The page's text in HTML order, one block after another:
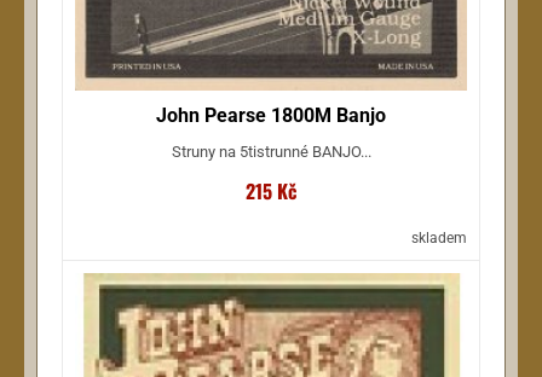
John Pearse 1800M Banjo
Struny na 5tistrunné BANJO...
215 Kč
skladem